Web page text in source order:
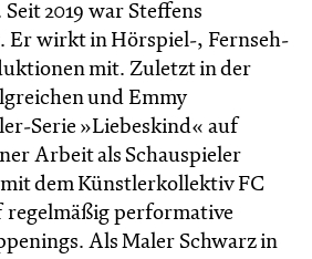
2019 war Steffens
wirkt in Hörspiel-, Fernseh-
mit. Zuletzt in der
und Emmy
Serie »Liebeskind« auf
Arbeit als Schauspieler
dem Künstlerkollektiv FC
performative
Als Maler Schwarz in